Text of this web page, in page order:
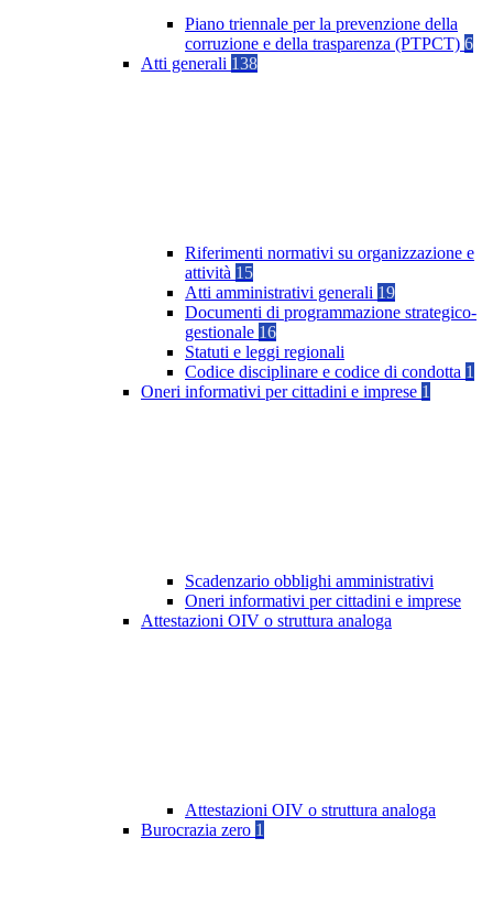
Piano triennale per la prevenzione della
corruzione e della trasparenza (PTPCT) 6
Atti generali 138
Riferimenti normativi su organizzazione e
attività 15
Atti amministrativi generali 19
Documenti di programmazione strategico-
gestionale 16
Statuti e leggi regionali
Codice disciplinare e codice di condotta 1
Oneri informativi per cittadini e imprese 1
Scadenzario obblighi amministrativi
Oneri informativi per cittadini e imprese
Attestazioni OIV o struttura analoga
Attestazioni OIV o struttura analoga
Burocrazia zero 1